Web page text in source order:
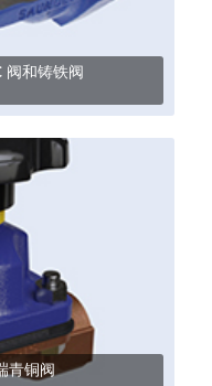
阀和铸铁阀
青铜阀